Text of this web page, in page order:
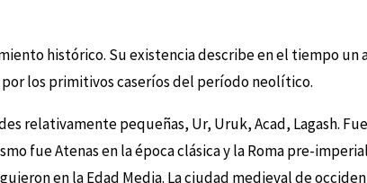
histórico. Su existencia describe en el tiempo
los primitivos caseríos del período neolítico.
relativamente pequeñas, Ur, Uruk, Acad, Lagash.
fue Atenas en la época clásica y la Roma pre-
en la Edad Media. La ciudad medieval de